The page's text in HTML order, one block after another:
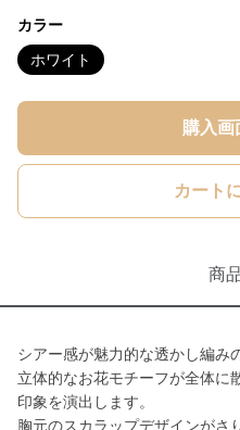
カラー
ホワイト
購入画
カート
商
シアー感が魅力的な透かし編み
立体的なお花モチーフが全体に
印象を演出します。
胸元のスカラップデザインがさ